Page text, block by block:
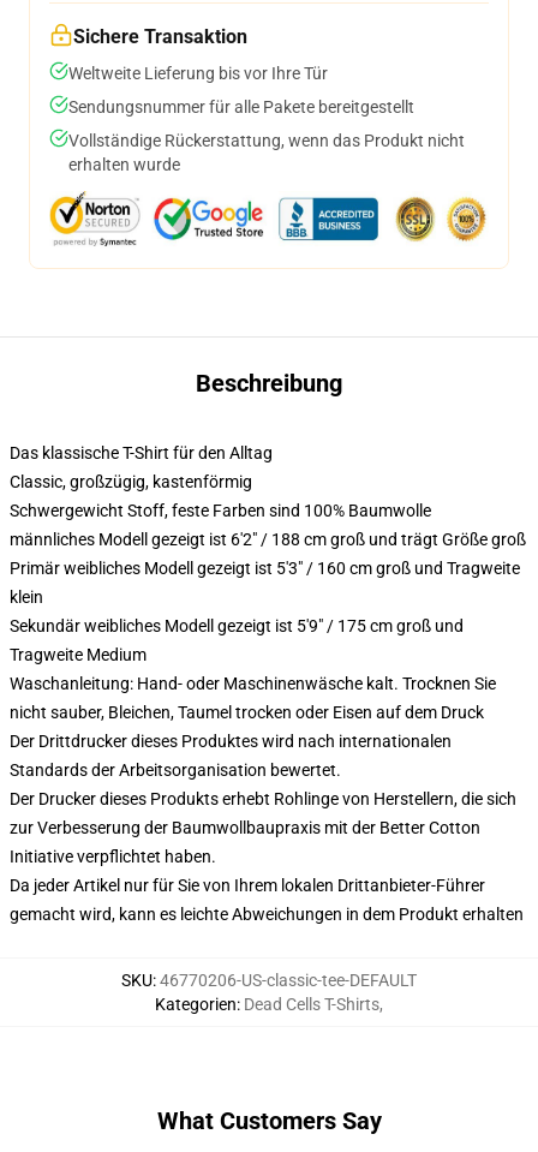
Sichere Transaktion
Weltweite Lieferung bis vor Ihre Tür
Sendungsnummer für alle Pakete bereitgestellt
Vollständige Rückerstattung, wenn das Produkt nicht
erhalten wurde
Beschreibung
Das klassische T-Shirt für den Alltag
Classic, großzügig, kastenförmig
Schwergewicht Stoff, feste Farben sind 100% Baumwolle
männliches Modell gezeigt ist 6'2" / 188 cm groß und trägt Größe groß
Primär weibliches Modell gezeigt ist 5'3" / 160 cm groß und Tragweite
klein
Sekundär weibliches Modell gezeigt ist 5'9" / 175 cm groß und
Tragweite Medium
Waschanleitung: Hand- oder Maschinenwäsche kalt. Trocknen Sie
nicht sauber, Bleichen, Taumel trocken oder Eisen auf dem Druck
Der Drittdrucker dieses Produktes wird nach internationalen
Standards der Arbeitsorganisation bewertet.
Der Drucker dieses Produkts erhebt Rohlinge von Herstellern, die sich
zur Verbesserung der Baumwollbaupraxis mit der Better Cotton
Initiative verpflichtet haben.
Da jeder Artikel nur für Sie von Ihrem lokalen Drittanbieter-Führer
gemacht wird, kann es leichte Abweichungen in dem Produkt erhalten
SKU:46770206-US-classic-tee-DEFAULT
Kategorien: Dead Cells T-Shirts,
What Customers Say